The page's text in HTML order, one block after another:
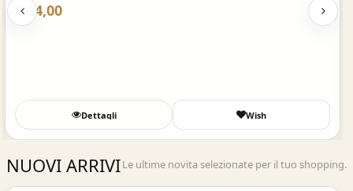
€ 64,00
Dettagli Wish
NUOVI ARRIVILe ultime novita selezionate per il tuo shopping.
Acquisto Veloce